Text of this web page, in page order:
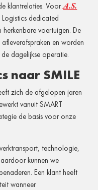
klantrelaties. VoorA.S.
dedicated
herkenbare voertuigen. De
en worden
dagelijkse operatie.
naar SMILE
zich de afgelopen jaren
vanuit SMART
de basis voor onze
technologie,
kunnen we
Een klant heeft
wanneer